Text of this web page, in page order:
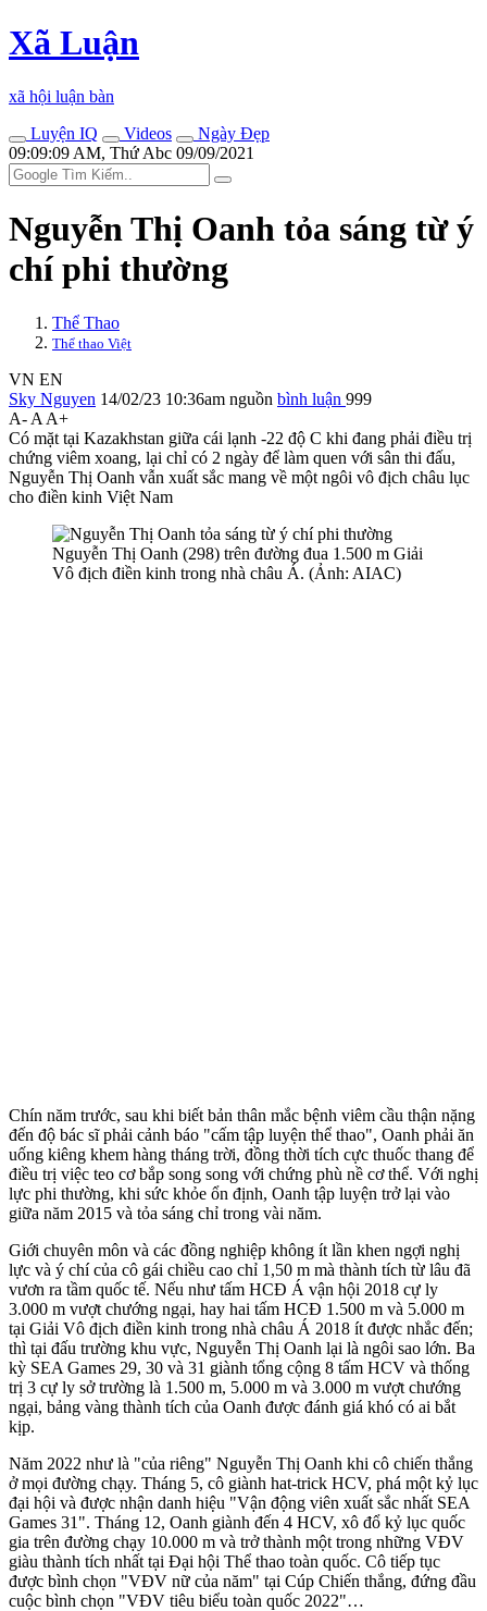
Xã Luận
xã hội luận bàn
Luyện IQ
Videos
Ngày Đẹp
09:09:09 AM, Thứ Abc 09/09/2021
Nguyễn Thị Oanh tỏa sáng từ ý
chí phi thường
Thể Thao
Thể thao Việt
VN EN
Sky Nguyen 14/02/23 10:36am nguồn bình luận 999
A- A A+
Có mặt tại Kazakhstan giữa cái lạnh -22 độ C khi đang phải điều trị
chứng viêm xoang, lại chỉ có 2 ngày để làm quen với sân thi đấu,
Nguyễn Thị Oanh vẫn xuất sắc mang về một ngôi vô địch châu lục
cho điền kinh Việt Nam
Nguyễn Thị Oanh (298) trên đường đua 1.500 m Giải
Vô địch điền kinh trong nhà châu Á. (Ảnh: AIAC)
Chín năm trước, sau khi biết bản thân mắc bệnh viêm cầu thận nặng
đến độ bác sĩ phải cảnh báo "cấm tập luyện thể thao", Oanh phải ăn
uống kiêng khem hàng tháng trời, đồng thời tích cực thuốc thang để
điều trị việc teo cơ bắp song song với chứng phù nề c‌ơ th‌ể. Với nghị
lực phi thường, khi sức khỏe ổn định, Oanh tập luyện trở lại vào
giữa năm 2015 và tỏa sáng chỉ trong vài năm.
Giới chuyên môn và các đồng nghiệp không ít lần khen ngợi nghị
lực và ý chí của cô gái chiều cao chỉ 1,50 m mà thành tích từ lâu đã
vươn ra tầm quốc tế. Nếu như tấm HCĐ Á vận hội 2018 cự ly
3.000 m vượt chướng ngại, hay hai tấm HCĐ 1.500 m và 5.000 m
tại Giải Vô địch điền kinh trong nhà châu Á 2018 ít được nhắc đến;
thì tại đấu trường khu vực, Nguyễn Thị Oanh lại là ngôi sao lớn. Ba
kỳ SEA Games 29, 30 và 31 giành tổng cộng 8 tấm HCV và thống
trị 3 cự ly sở trường là 1.500 m, 5.000 m và 3.000 m vượt chướng
ngại, bảng vàng thành tích của Oanh được đánh giá khó có ai bắt
kịp.
Năm 2022 như là "của riêng" Nguyễn Thị Oanh khi cô chiến thắng
ở mọi đường chạy. Tháng 5, cô giành hat-trick HCV, phá một kỷ lục
đại hội và được nhận danh hiệu "Vận động viên xuất sắc nhất SEA
Games 31". Tháng 12, Oanh giành đến 4 HCV, xô đổ kỷ lục quốc
gia trên đường chạy 10.000 m và trở thành một trong những VĐV
giàu thành tích nhất tại Đại hội Thể thao toàn quốc. Cô tiếp tục
được bình chọn "VĐV nữ của năm" tại Cúp Chiến thắng, đứng đầu
cuộc bình chọn "VĐV tiêu biểu toàn quốc 2022"…